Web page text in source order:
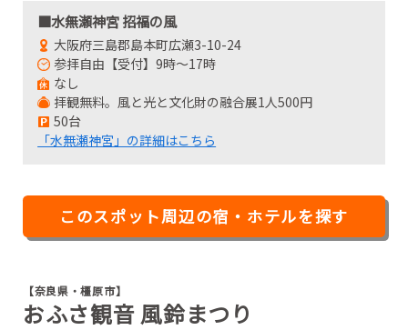
■水無瀬神宮 招福の風
大阪府三島郡島本町広瀬3-10-24
参拝自由【受付】9時～17時
なし
拝観無料。風と光と文化財の融合展1人500円
50台
「水無瀬神宮」の詳細はこちら
このスポット周辺の宿・ホテルを探す
【奈良県・橿原市】
おふさ観音 風鈴まつり